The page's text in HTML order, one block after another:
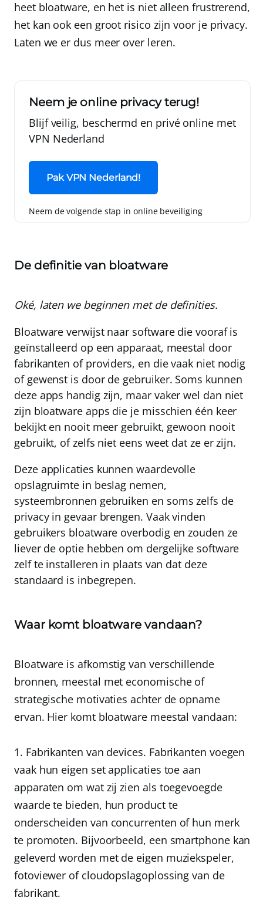
heet bloatware, en het is niet alleen frustrerend,
het kan ook een groot risico zijn voor je privacy.
Laten we er dus meer over leren.
Neem je online privacy terug!
Blijf veilig, beschermd en privé online met
VPN Nederland
Pak VPN Nederland!
Neem de volgende stap in online beveiliging
De definitie van bloatware
Oké, laten we beginnen met de definities.
Bloatware verwijst naar software die vooraf is
geïnstalleerd op een apparaat, meestal door
fabrikanten of providers, en die vaak niet nodig
of gewenst is door de gebruiker. Soms kunnen
deze apps handig zijn, maar vaker wel dan niet
zijn bloatware apps die je misschien één keer
bekijkt en nooit meer gebruikt, gewoon nooit
gebruikt, of zelfs niet eens weet dat ze er zijn.
Deze applicaties kunnen waardevolle
opslagruimte in beslag nemen,
systeembronnen gebruiken en soms zelfs de
privacy in gevaar brengen. Vaak vinden
gebruikers bloatware overbodig en zouden ze
liever de optie hebben om dergelijke software
zelf te installeren in plaats van dat deze
standaard is inbegrepen.
Waar komt bloatware vandaan?
Bloatware is afkomstig van verschillende
bronnen, meestal met economische of
strategische motivaties achter de opname
ervan. Hier komt bloatware meestal vandaan:
Fabrikanten van devices. Fabrikanten voegen
vaak hun eigen set applicaties toe aan
apparaten om wat zij zien als toegevoegde
waarde te bieden, hun product te
onderscheiden van concurrenten of hun merk
te promoten. Bijvoorbeeld, een smartphone kan
geleverd worden met de eigen muziekspeler,
fotoviewer of cloudopslagoplossing van de
fabrikant.